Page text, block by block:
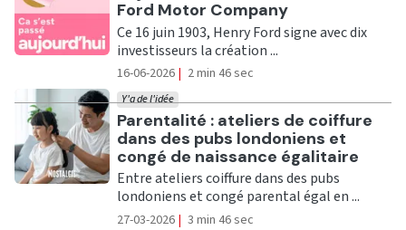
Ford Motor Company
Ce 16 juin 1903, Henry Ford signe avec dix
investisseurs la création ...
16-06-2026 | 2 min 46 sec
Ecouter
Parentalité : ateliers de coiffure
dans des pubs londoniens et
congé de naissance égalitaire
Y'a de l'idée
Entre ateliers coiffure dans des pubs
londoniens et congé parental égal en ...
27-03-2026 | 3 min 46 sec